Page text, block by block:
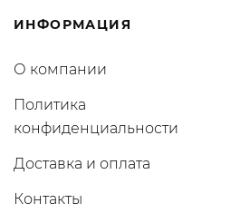
ИНФОРМАЦИЯ
О компании
Политика
конфиденциальности
Доставка и оплата
Контакты